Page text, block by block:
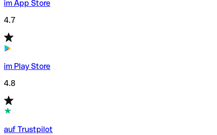
im App Store
4.7
im Play Store
4.8
auf Trustpilot